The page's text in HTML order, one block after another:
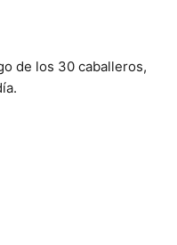
de los 30 caballeros,